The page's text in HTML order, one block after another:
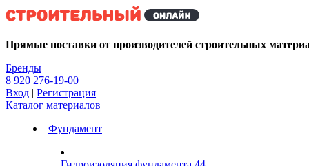
Kg
Прямые поставки от производителей строительных
Бренды
8 920 276-19-00
Вход | Регистрация
Каталог материалов
Фундамент